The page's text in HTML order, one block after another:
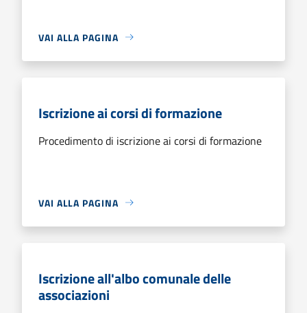
VAI ALLA PAGINA
Iscrizione ai corsi di formazione
Procedimento di iscrizione ai corsi di formazione
VAI ALLA PAGINA
Iscrizione all'albo comunale delle
associazioni